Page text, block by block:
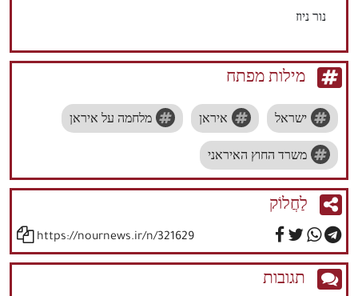
נור ניוז
מילות מפתח
ישראל איראן מלחמה על איראן
משרד החוץ האיראני
לַחֲלוֹק
https://nournews.ir/n/321629
תגובות